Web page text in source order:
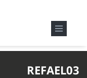
REFAEL03